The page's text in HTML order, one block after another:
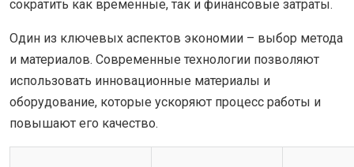
сократить как временные, так и финансовые затраты.
Один из ключевых аспектов экономии – выбор метода
и материалов. Современные технологии позволяют
использовать инновационные материалы и
оборудование, которые ускоряют процесс работы и
повышают его качество.